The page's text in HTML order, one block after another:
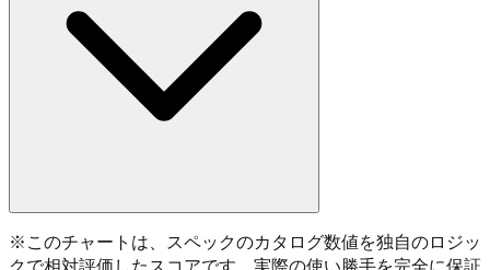
※ このチャートは、スペックのカタログ数値を独自のロジッ
クで相対評価したスコアです。実際の使い勝手を完全に保証